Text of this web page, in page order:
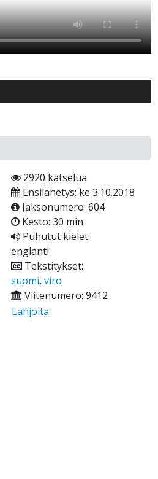
2920 katselua
Ensilähetys: ke 3.10.2018
Jaksonumero: 604
Kesto: 30 min
Puhutut kielet:
englanti
Tekstitykset:
suomi, viro
Viitenumero: 9412
Lahjoita